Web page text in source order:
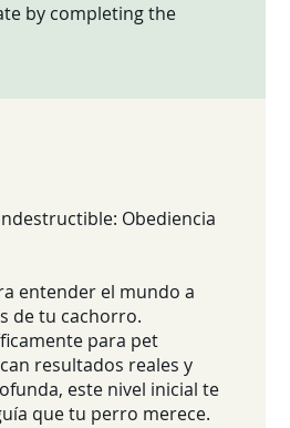
by completing the
Obediencia
entender el mundo a
de tu cachorro.
para pet
resultados reales y
este nivel inicial te
que tu perro merece.